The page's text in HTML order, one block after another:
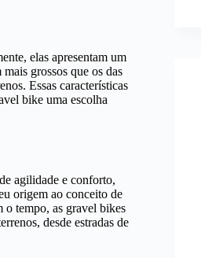
elas apresentam um
grossos que os das
Essas características
bike uma escolha
agilidade e conforto,
origem ao conceito de
o tempo, as gravel bikes
desde estradas de